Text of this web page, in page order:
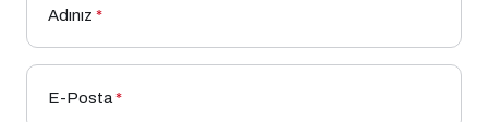
Adınız *
E-Posta*